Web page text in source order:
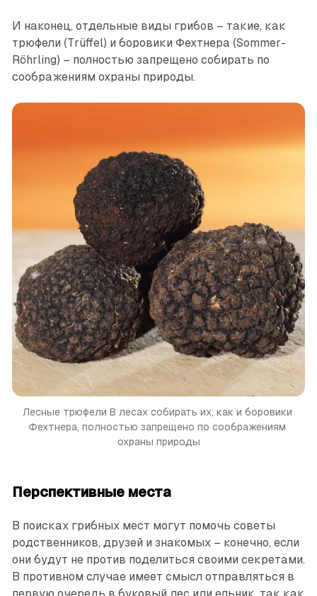
И наконец, отдельные виды грибов – такие, как
трюфели (Trüffel) и боровики Фехтнера (Sommer-
Röhrling) – полностью запрещено собирать по
соображениям охраны природы.
Лесные трюфели В лесах собирать их, как и боровики
Фехтнера, полностью запрещено по соображениям
охраны ­природы
Перспективные места
В поисках грибных мест могут помочь советы
родственников, друзей и знакомых – конечно, если
они будут не против поделиться своими секретами.
В противном случае имеет смысл отправляться в
первую очередь в буковый лес или ельник, так как